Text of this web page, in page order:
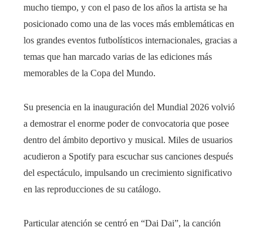
mucho tiempo, y con el paso de los años la artista se ha
posicionado como una de las voces más emblemáticas en
los grandes eventos futbolísticos internacionales, gracias a
temas que han marcado varias de las ediciones más
memorables de la Copa del Mundo.
Su presencia en la inauguración del Mundial 2026 volvió
a demostrar el enorme poder de convocatoria que posee
dentro del ámbito deportivo y musical. Miles de usuarios
acudieron a Spotify para escuchar sus canciones después
del espectáculo, impulsando un crecimiento significativo
en las reproducciones de su catálogo.
Particular atención se centró en “Dai Dai”, la canción